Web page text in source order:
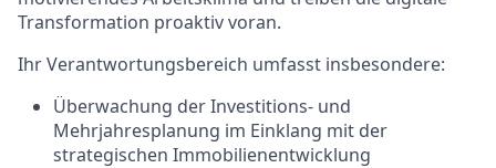
Transformation proaktiv voran.
Ihr Verantwortungsbereich umfasst insbesondere:
Überwachung der Investitions- und
Mehrjahresplanung im Einklang mit der
strategischen Immobilienentwicklung